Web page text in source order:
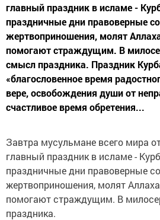
главный праздник в исламе -
праздничные дни правоверные
жертвоприношения, молят
помогают страждущим. В
смысл праздника. Праздник
«благословенное время
вере, освобождения души от
счастливое время обретения...
Завтра мусульмане всего мира
главный праздник в исламе -
праздничные дни правоверные
жертвоприношения, молят
помогают страждущим. В
праздника.